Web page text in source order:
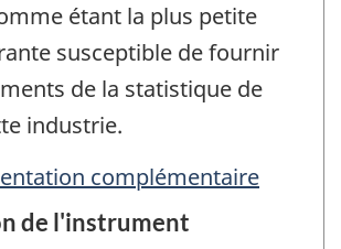
étant la plus petite
susceptible de fournir
de la statistique de
industrie.
complémentaire
de l'instrument